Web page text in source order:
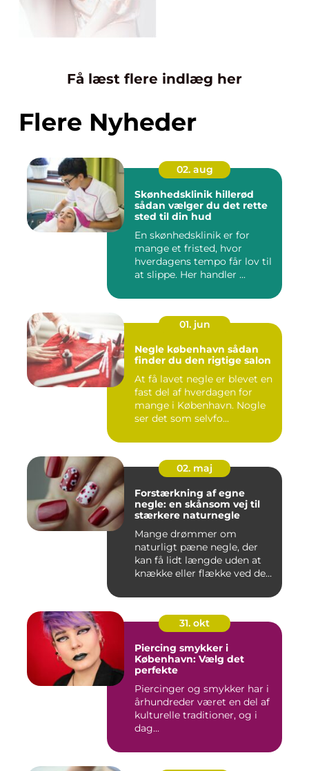
Få læst flere indlæg her
Flere Nyheder
02. aug
Skønhedsklinik hillerød
sådan vælger du det rette
sted til din hud
En skønhedsklinik er for
mange et fristed, hvor
hverdagens tempo får lov til
at slippe. Her handler ...
01. jun
Negle københavn sådan
finder du den rigtige salon
At få lavet negle er blevet en
fast del af hverdagen for
mange i København. Nogle
ser det som selvfo...
02. maj
Forstærkning af egne
negle: en skånsom vej til
stærkere naturnegle
Mange drømmer om
naturligt pæne negle, der
kan få lidt længde uden at
knække eller flække ved den
31. okt
Piercing smykker i
København: Vælg det
perfekte
Piercinger og smykker har i
århundreder været en del af
kulturelle traditioner, og i
dag...